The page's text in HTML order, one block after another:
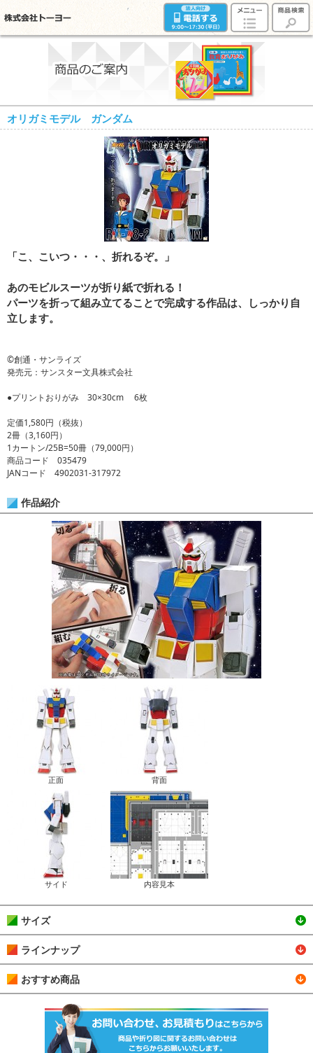
オリガミモデル ガンダム
「こ、こいつ・・・、折れるぞ。」
あのモビルスーツが折り紙で折れる！
パーツを折って組み立てることで完成する作品は、しっかり自
立します。
©創通・サンライズ
発売元：サンスター文具株式会社
●プリントおりがみ 30×30cm 6枚
定価1,580円（税抜）
2冊（3,160円）
1カートン/25B=50冊（79,000円）
商品コード 035479
JANコード 4902031-317972
作品紹介
正面 背面
サイド 内容見本
サイズ
ラインナップ
おすすめ商品